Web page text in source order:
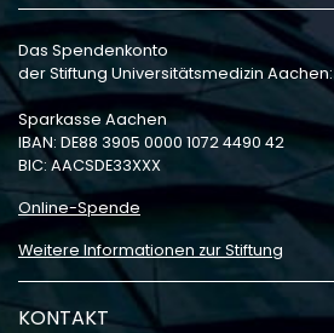
Das Spendenkonto
der Stiftung Universitätsmedizin Aachen:
Sparkasse Aachen
IBAN: DE88 3905 0000 1072 4490 42
BIC: AACSDE33XXX
Online-Spende
Weitere Informationen zur Stiftung
KONTAKT